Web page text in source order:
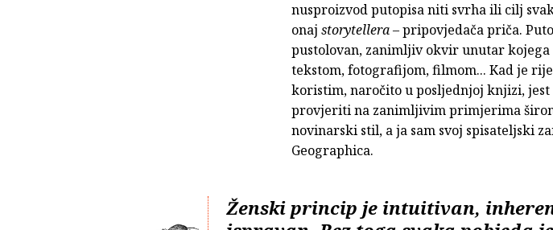
nusproizvod putopisa niti svrha ili cilj
onaj storytellera– pripovjedača priča.
pustolovan, zanimljiv okvir unutar
tekstom, fotografijom, filmom... Kad je
koristim, naročito u posljednjoj knjizi,
provjeriti na zanimljivim primjerima
novinarski stil, a ja sam svoj spisateljski
Geographica.
Ženski princip je intuitivan,